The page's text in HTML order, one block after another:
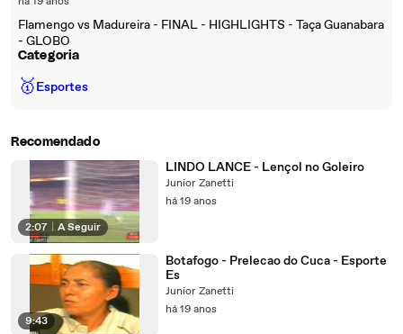
Flamengo vs Madureira - FINAL - HIGHLIGHTS - Taça Guanabara
- GLOBO
Categoria
🥇Esportes
Recomendado
2:07 A Seguir
LINDO LANCE - Lençol no Goleiro
Junior Zanetti
há 19 anos
9:43
Botafogo - Prelecao do Cuca - Esporte
Es
Junior Zanetti
há 19 anos